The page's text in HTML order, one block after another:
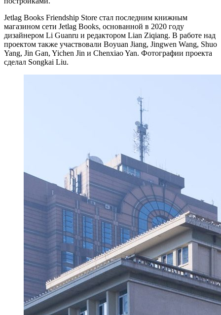
Jetlag Books Friendship Store стал последним книжным
магазином сети Jetlag Books, основанной в 2020 году
дизайнером Li Guanru и редактором Lian Ziqiang. В работе над
проектом также участвовали Boyuan Jiang, Jingwen Wang, Shuo
Yang, Jin Gan, Yichen Jin и Chenxiao Yan. Фотографии проекта
сделал Songkai Liu.